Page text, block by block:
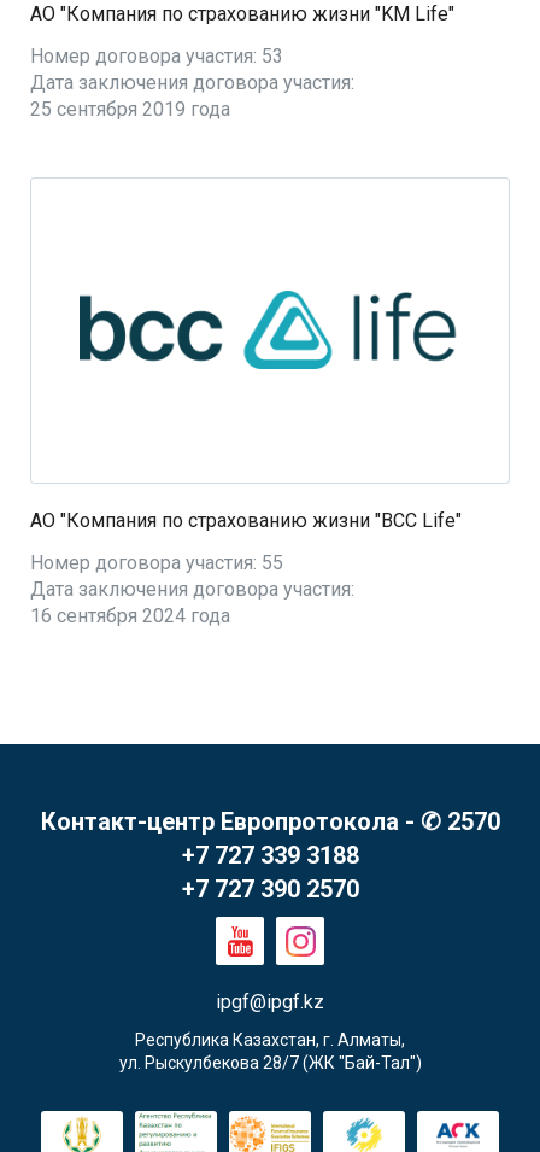
АО "Компания по страхованию жизни "KM Life"
Номер договора участия: 53
Дата заключения договора участия:
25 сентября 2019 года
АО "Компания по страхованию жизни "BCC Life"
Номер договора участия: 55
Дата заключения договора участия:
16 сентября 2024 года
Контакт-центр Европротокола - ✆ 2570
+7 727 339 3188
+7 727 390 2570
ipgf@ipgf.kz
Республика Казахстан, г. Алматы,
ул. Рыскулбекова 28/7 (ЖК "Бай-Тал")